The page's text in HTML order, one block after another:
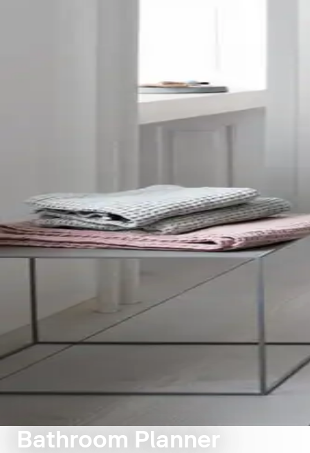
Bathroom Planner